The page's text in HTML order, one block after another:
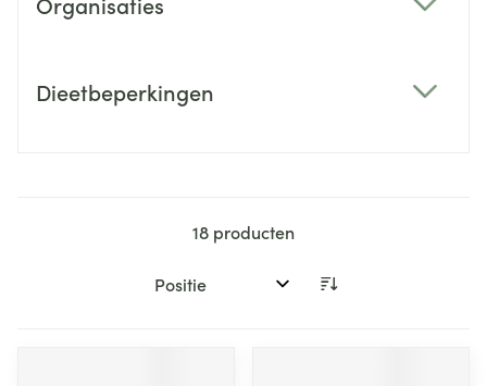
Dieetbeperkingen
18 producten
Sorteer op: